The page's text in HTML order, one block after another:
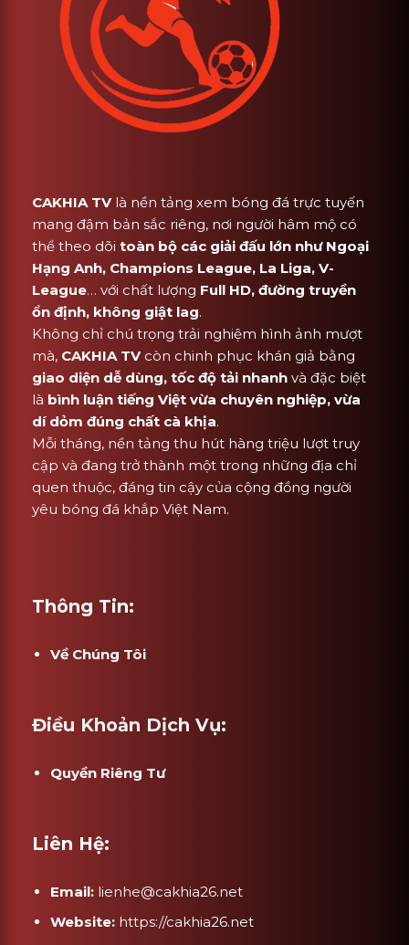
CAKHIA TVlà nền tảng xem bóng đá trực tuyến
mang đậm bản sắc riêng, nơi người hâm mộ có
thể theo dõi toàn bộ các giải đấu lớn như Ngoại
Hạng Anh, Champions League, La Liga, V-
League… với chất lượng Full HD, đường truyền
ổn định, không giật lag.
Không chỉ chú trọng trải nghiệm hình ảnh mượt
mà, CAKHIA TVcòn chinh phục khán giả bằng
giao diện dễ dùng, tốc độ tải nhanh và đặc biệt
là bình luận tiếng Việt vừa chuyên nghiệp, vừa
dí dỏm đúng chất cà khịa.
Mỗi tháng, nền tảng thu hút hàng triệu lượt truy
cập và đang trở thành một trong những địa chỉ
quen thuộc, đáng tin cậy của cộng đồng người
yêu bóng đá khắp Việt Nam.
Thông Tin:
Về Chúng Tôi
Điều Khoản Dịch Vụ:
Quyền Riêng Tư
Liên Hệ:
Email: lienhe@cakhia26.net
Website: https://cakhia26.net